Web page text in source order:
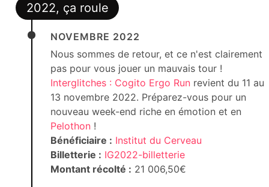
2022, ça roule
NOVEMBRE 2022
Nous sommes de retour, et ce n'est clairement
pas pour vous jouer un mauvais tour !
Interglitches : Cogito Ergo Run revient du 11 au
13 novembre 2022. Préparez-vous pour un
nouveau week-end riche en émotion et en
Pelothon !
Bénéficiaire : Institut du Cerveau
Billetterie : IG2022-billetterie
Montant récolté : 21 006,50€